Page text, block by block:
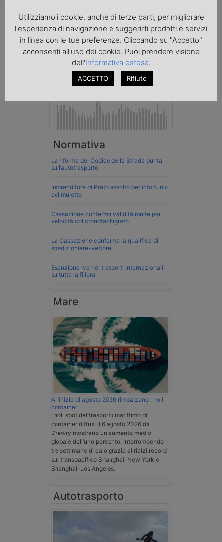
Transpotalk
Normativa
La riforma del Codice della Strada punta
sull’autotrasporto
Imprenditore di Prato assolto per infortunio
col muletto
Cassazione conferma validità multe per
velocità col cronotachigrafo
La Cassazione conferma la qualifica di
spedizioniere-vettore
Esenzione Iva nei trasporti internazionali
su tutta la filiera
Mare
All’inizio di agosto 2026 rimbalzano i noli
container
I noli spot del trasporto marittimo di
container diffusi il 6 agosto 2026 da
Drewry mostrano un aumento medio
globale dell’uno percento, interrompendo
tre settimane di calo grazie ai rialzi record
sul transpacifico Shanghai-New York e
Shanghai-Los Angeles.
Autotrasporto
Utilizziamo i cookie, anche di terze parti, per migliorare
l'esperienza di navigazione e suggerirti prodotti e servizi
in linea con le tue preferenze. Cliccando su "Accetto"
acconsenti all'uso dei cookie. Puoi prendere visione
dell'Informativa estesa.
ACCETTO Rifiuto